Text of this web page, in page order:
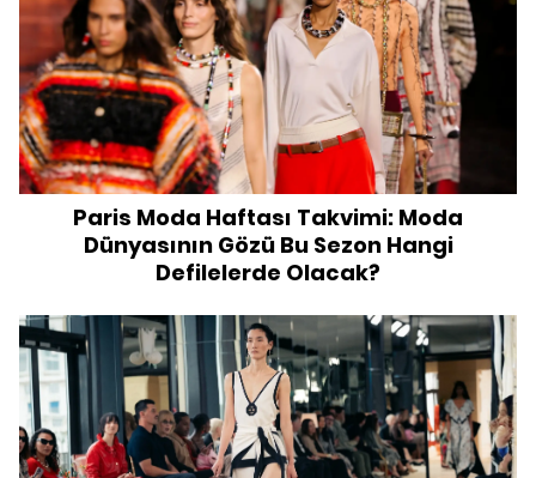
Paris Moda Haftası Takvimi: Moda
Dünyasının Gözü Bu Sezon Hangi
Defilelerde Olacak?